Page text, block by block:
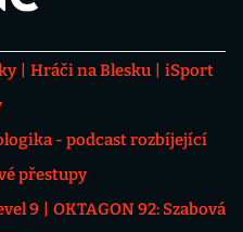
Hráči na Blesku
iSport
- podcast rozbíjející
přestupy
9
OKTAGON 92: Szabová